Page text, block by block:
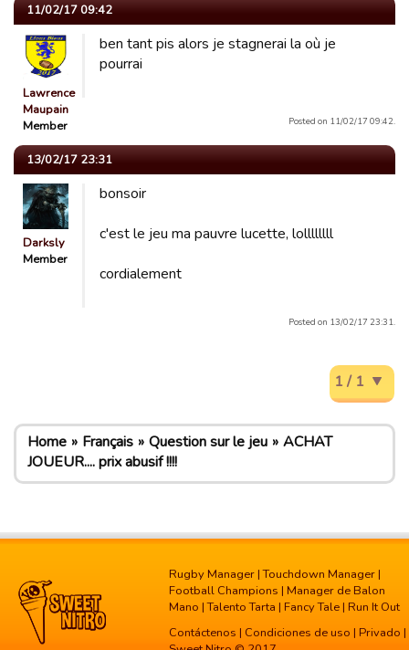
11/02/17 09:42
Lawrence
Maupain
Member
ben tant pis alors je stagnerai la où je
pourrai
Posted on 11/02/17 09:42.
13/02/17 23:31
Darksly
Member
bonsoir
c'est le jeu ma pauvre lucette, lollllllll
cordialement
Posted on 13/02/17 23:31.
1 / 1
Home Français Question sur le jeu
ACHAT
JOUEUR.... prix abusif !!!!
Rugby Manager |Touchdown Manager |
Football Champions | Manager de Balon
Mano |Talento Tarta | Fancy Tale | Run It Out
Contáctenos | Condiciones de uso | Privado |